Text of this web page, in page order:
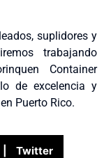
suplidores y
trabajando
Container
de excelencia y
Puerto Rico.
Twitter